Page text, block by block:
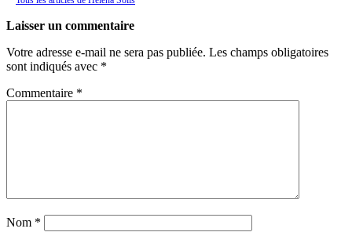
Laisser un commentaire
Votre adresse e-mail ne sera pas publiée. Les champs obligatoires
sont indiqués avec *
Commentaire *
Nom *